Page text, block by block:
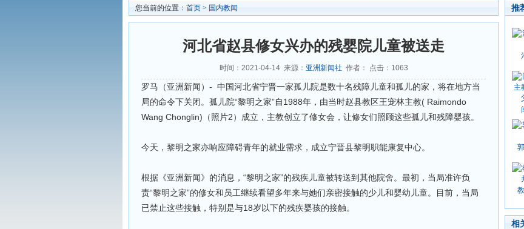
您当前的位置： 首页 > 国内教闻
河北省赵县修女兴办的残婴院儿童被送走
时间：2021-04-14 来源： 亚洲新闻社 作者： 点击： 1063
罗马（亚洲新闻）- 中国河北省宁晋一家孤儿院是数十名残障儿童和孤儿的家，将在地方当
局的命令下关闭。孤儿院“黎明之家”自1988年，由当时赵县教区王宠林主教( Raimondo
Wang Chonglin)（照片2）成立，主教创立了修女会，让修女们照顾这些孤儿和残障婴孩。
今天，黎明之家亦响应障碍青年的就业需求，成立宁晋县黎明职能康复中心。
根据《亚洲新闻》的消息，“黎明之家”的残疾儿童被转送到其他院舍。最初，当局准许负
责“黎明之家”的修女和员工继续看望多年来与她们亲密接触的少儿和婴幼儿童。目前，当局
已禁止这些接触，特别是与18岁以下的残疾婴孩的接触。
推
相